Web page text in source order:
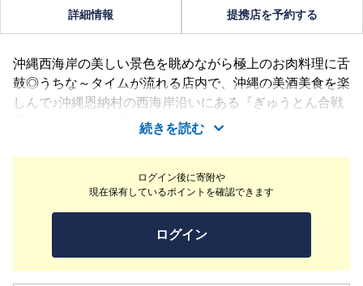
ログイン後に寄附や
現在保有しているポイントを確認できます
ログイン
詳細情報 提携店を予約する
沖縄西海岸の美しい景色を眺めながら極上のお肉料理に舌
鼓◎うちな～タイムが流れる店内で、沖縄の美酒美食を楽
しんで♪沖縄恩納村の西海岸沿いにある『ぎゅうとん合戦
恩納御殿』。一頭買いする石垣美崎牛や紅あぐー豚など沖
縄のブランド肉を焼き肉やしゃぶしゃぶ、すき焼きなど
様々なメニューでお届け！
続きを読む